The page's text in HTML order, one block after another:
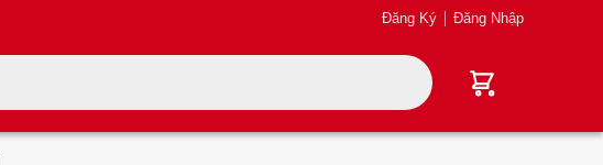
Đăng Ký Đăng Nhập